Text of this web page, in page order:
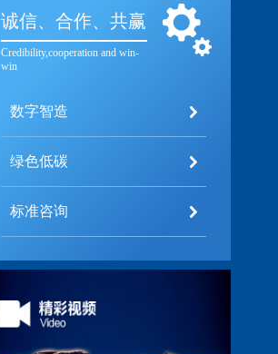
诚信、合作、共赢
Credibility,cooperation and win-
win
数字智造
绿色低碳
标准咨询